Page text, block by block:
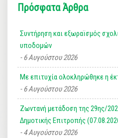
Πρόσφατα Άρθρα
Συντήρηση και εξωραϊσμός
υποδομών
6 Αυγούστου 2026
Με επιτυχία ολοκληρώθηκε η
6 Αυγούστου 2026
Ζωντανή μετάδοση της 29ης/
Δημοτικής Επιτροπής
4 Αυγούστου 2026